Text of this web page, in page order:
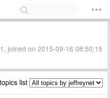
joined on 2015-09-16 08:50:15
list